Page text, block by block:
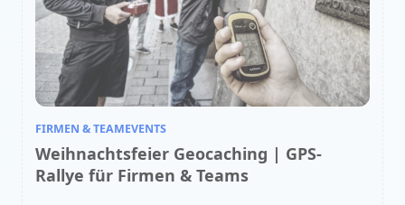
FIRMEN & TEAMEVENTS
Weihnachtsfeier Geocaching | GPS-
Rallye für Firmen & Teams